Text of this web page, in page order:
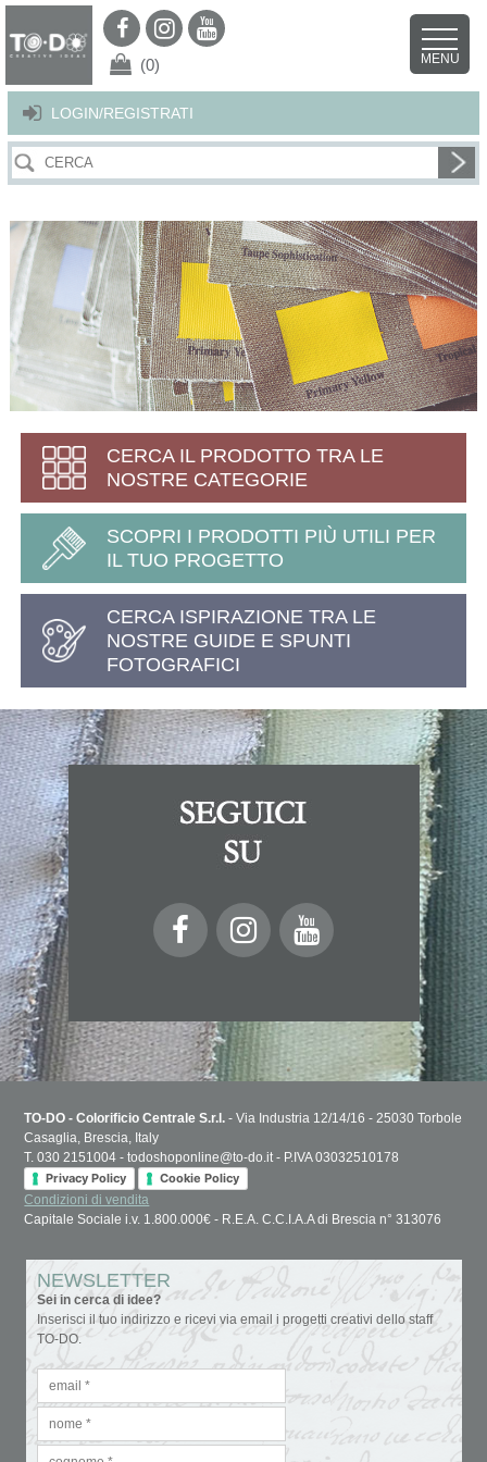
Per offrirti il miglior servizio possibile questo sito utilizza i cookies.
Continuando la navigazione nel sito autorizzi l’uso dei cookies. Per ulteriori
LOGIN/REGISTRATI
(0) MENU
CERCA IL PRODOTTO TRA LE
NOSTRE CATEGORIE
SCOPRI I PRODOTTI PIÙ UTILI PER
IL TUO PROGETTO
CERCA ISPIRAZIONE TRA LE
NOSTRE GUIDE E SPUNTI
FOTOGRAFICI
TO-DO - Colorificio Centrale S.r.l. - Via Industria 12/14/16 - 25030 Torbole
Casaglia, Brescia, Italy
T. 030 2151004 - todoshoponline@to-do.it - P.IVA 03032510178
Privacy Policy
Cookie Policy
Condizioni di vendita
Capitale Sociale i.v. 1.800.000€ - R.E.A. C.C.I.A.A di Brescia n° 313076
NEWSLETTER
Sei in cerca di idee?
Inserisci il tuo indirizzo e ricevi via email i progetti creativi dello staff
TO-DO.